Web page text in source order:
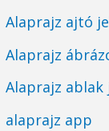
Alaprajz ajtó
Alaprajz
Alaprajz ablak
alaprajz app